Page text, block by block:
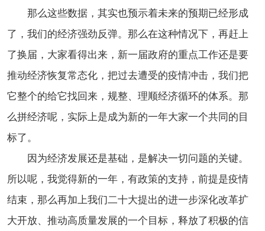
那么这些数据，其实也预示着未来的预期已经形成
了，我们的经济强劲反弹。那么在这种情况下，再赶上
了换届，大家看得出来，新一届政府的重点工作还是要
推动经济恢复常态化，把过去遭受的疫情冲击，我们把
它整个的给它找回来，规整、理顺经济循环的体系。那
么拼经济呢，实际上是成为新的一年大家一个共同的目
标了。
因为经济发展还是基础，是解决一切问题的关键。
所以呢，我觉得新的一年，有政策的支持，前提是疫情
结束，那么再加上我们二十大提出的进一步深化改革扩
大开放、推动高质量发展的一个目标，释放了积极的信